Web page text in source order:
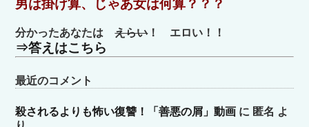
ー
男は掛け算、じゃあ女は何算？？？
分かったあなたはえらい！ エロい！！
⇒答えはこちら
最近のコメント
殺されるよりも怖い復讐！「善悪の屑」動画 に 匿名 よ